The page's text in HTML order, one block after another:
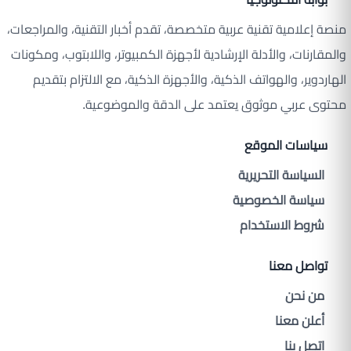
منصة إعلامية تقنية عربية متخصصة، تقدم أخبار التقنية، والمراجعات،
والمقارنات، والأدلة الإرشادية لأجهزة الكمبيوتر، واللابتوب، ومكونات
الهاردوير، والهواتف الذكية، والأجهزة الذكية، مع الالتزام بتقديم
محتوى عربي موثوق يعتمد على الدقة والموضوعية.
سياسات الموقع
السياسة التحريرية
سياسة الخصوصية
شروط الاستخدام
تواصل معنا
من نحن
أعلن معنا
اتصل بنا